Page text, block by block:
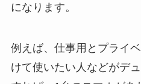
になります。
例えば、仕事用とプライ
けて使いたい人などがデ